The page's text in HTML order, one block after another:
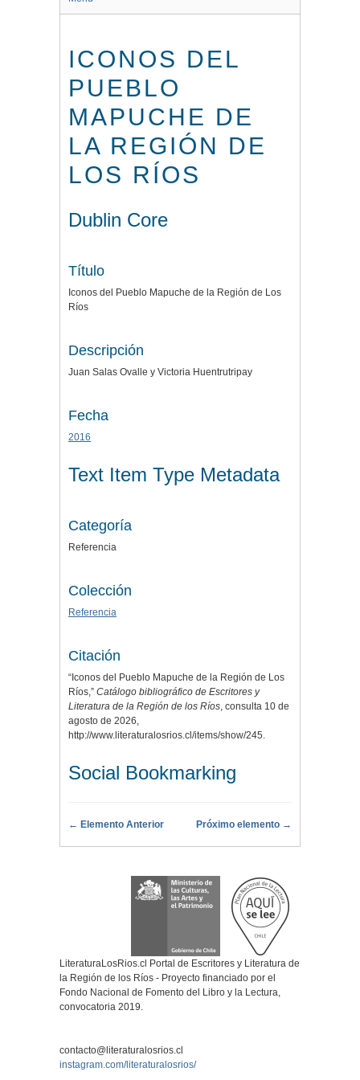
ICONOS DEL
PUEBLO
MAPUCHE DE
LA REGIÓN DE
LOS RÍOS
Dublin Core
Título
Iconos del Pueblo Mapuche de la Región de Los
Ríos
Descripción
Juan Salas Ovalle y Victoria Huentrutripay
Fecha
2016
Text Item Type Metadata
Categoría
Referencia
Colección
Referencia
Citación
“Iconos del Pueblo Mapuche de la Región de Los
Ríos,” Catálogo bibliográfico de Escritores y
Literatura de la Región de los Ríos, consulta 10 de
agosto de 2026,
http://www.literaturalosrios.cl/items/show/245.
Social Bookmarking
← Elemento Anterior Próximo elemento →
LiteraturaLosRios.cl Portal de Escritores y Literatura de
la Región de los Ríos - Proyecto financiado por el
Fondo Nacional de Fomento del Libro y la Lectura,
convocatoria 2019.
contacto@literaturalosrios.cl
instagram.com/literaturalosrios/